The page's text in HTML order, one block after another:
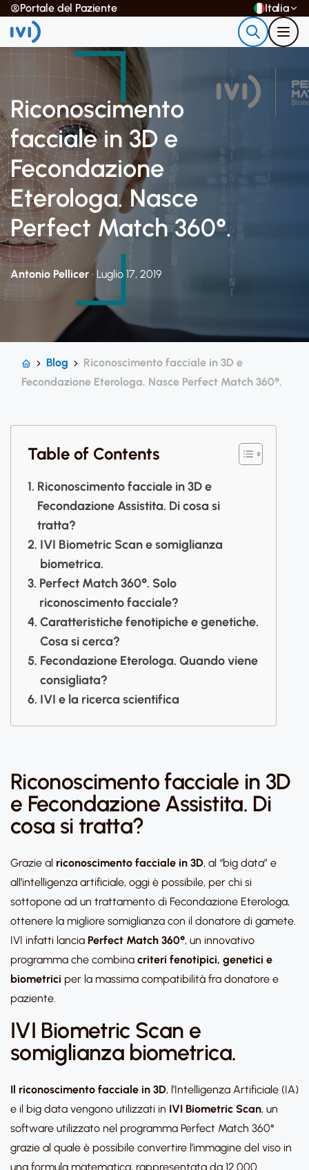
Portale del Paziente Italia
Riconoscimento
facciale in 3D e
Fecondazione
Eterologa. Nasce
Perfect Match 360°.
Antonio Pellicer · Luglio 17, 2019
Blog
Riconoscimento facciale in 3D e
Fecondazione Eterologa. Nasce Perfect Match 360°.
Table of Contents
Riconoscimento facciale in 3D e
Fecondazione Assistita. Di cosa si
tratta?
IVI Biometric Scan e somiglianza
biometrica.
Perfect Match 360°. Solo
riconoscimento facciale?
Caratteristiche fenotipiche e genetiche.
Cosa si cerca?
Fecondazione Eterologa. Quando viene
consigliata?
IVI e la ricerca scientifica
Riconoscimento facciale in 3D
e Fecondazione Assistita. Di
cosa si tratta?
Grazie al riconoscimento facciale in 3D, al “big data” e
all’intelligenza artificiale, oggi è possibile, per chi si
sottopone ad un trattamento di Fecondazione Eterologa,
ottenere la migliore somiglianza con il donatore di gamete.
IVI infatti lancia Perfect Match 360°, un innovativo
programma che combina criteri fenotipici, genetici e
biometrici per la massima compatibilità fra donatore e
paziente.
IVI Biometric Scan e
somiglianza biometrica.
Il riconoscimento facciale in 3D, l’Intelligenza Artificiale (IA)
e il big data vengono utilizzati in IVI Biometric Scan, un
software utilizzato nel programma Perfect Match 360°
grazie al quale è possibile convertire l’immagine del viso in
una formula matematica, rappresentata da 12.000